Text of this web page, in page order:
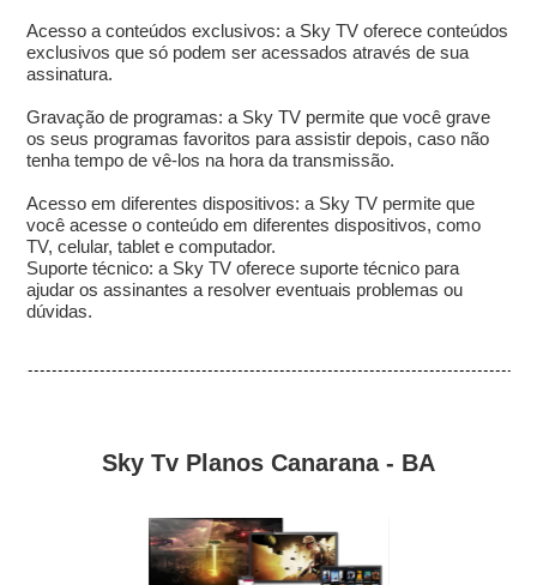
Acesso a conteúdos exclusivos: a Sky TV oferece conteúdos
exclusivos que só podem ser acessados através de sua
assinatura.
Gravação de programas: a Sky TV permite que você grave
os seus programas favoritos para assistir depois, caso não
tenha tempo de vê-los na hora da transmissão.
Acesso em diferentes dispositivos: a Sky TV permite que
você acesse o conteúdo em diferentes dispositivos, como
TV, celular, tablet e computador.
Suporte técnico: a Sky TV oferece suporte técnico para
ajudar os assinantes a resolver eventuais problemas ou
dúvidas.
Sky Tv Planos Canarana - BA